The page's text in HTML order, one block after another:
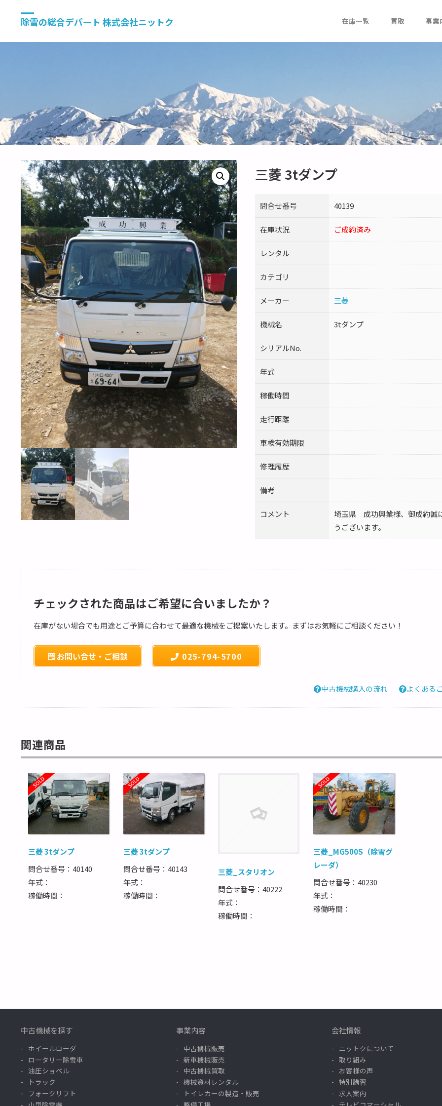
除雪の総合デパート 株式会社ニットク 在庫一覧 買取 事業
三菱 3tダンプ
問合せ番号 40139
在庫状況 ご成約済み
レンタル
カテゴリ
メーカー 三菱
機械名 3tダンプ
シリアルNo.
年式
稼働時間
走行距離
車検有効期限
修理履歴
備考
コメント
埼玉県 成功興業様、御成約誠
うございます。
チェックされた商品はご希望に合いましたか？
在庫がない場合でも用途とご予算に合わせて最適な機械をご提案いたします。まずはお気軽にご相談ください！
お問い合せ・ご相談 025-794-5700
中古機械購入の流れ よくある
関連商品
三菱 3tダンプ
問合せ番号：40140
年式：
稼働時間：
三菱 3tダンプ
問合せ番号：40143
年式：
稼働時間：
三菱_スタリオン
問合せ番号：40222
年式：
稼働時間：
三菱_MG500S（除雪グ
レーダ）
問合せ番号：40230
年式：
稼働時間：
中古機械を探す
ホイールローダ
ロータリー除雪車
油圧ショベル
トラック
フォークリフト
事業内容
中古機械販売
新車機械販売
中古機械買取
機械資材レンタル
トイレカーの製造・販売
会社情報
ニットクについて
取り組み
お客様の声
特別講習
求人案内